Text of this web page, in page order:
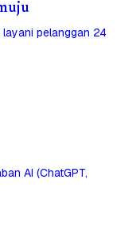
pelanggan 24
AI (ChatGPT,